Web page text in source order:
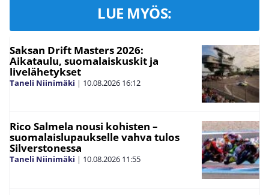
LUE MYÖS:
Saksan Drift Masters 2026:
Aikataulu, suomalaiskuskit ja
livelähetykset
Taneli Niinimäki | 10.08.2026 16:12
Rico Salmela nousi kohisten –
suomalaislupaukselle vahva tulos
Silverstonessa
Taneli Niinimäki | 10.08.2026 11:55